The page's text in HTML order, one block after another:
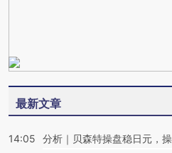
最新文章
14:05
分析｜贝森特操盘稳日元，